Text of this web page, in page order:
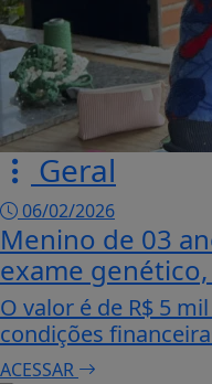
Geral
06/02/2026
Menino de 03
exame
O valor é de R$ 5
condições
ACESSAR